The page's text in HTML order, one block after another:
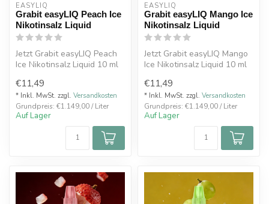
EASYLIQ
Grabit easyLIQ Peach Ice
Nikotinsalz Liquid
Jetzt Grabit easyLIQ Peach
Ice Nikotinsalz Liquid 10 ml
€11,49
* Inkl. MwSt. zzgl. Versandkosten
Grundpreis: €1.149,00 / Liter
Auf Lager
EASYLIQ
Grabit easyLIQ Mango Ice
Nikotinsalz Liquid
Jetzt Grabit easyLIQ Mango
Ice Nikotinsalz Liquid 10 ml
€11,49
* Inkl. MwSt. zzgl. Versandkosten
Grundpreis: €1.149,00 / Liter
Auf Lager